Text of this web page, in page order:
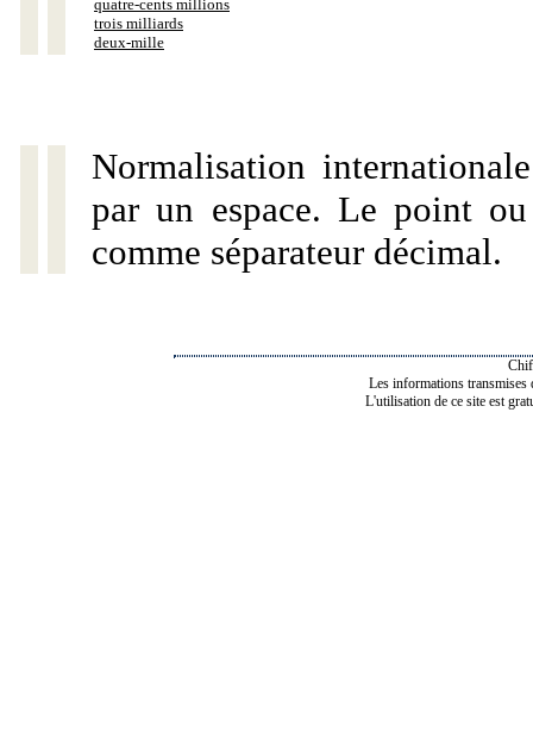
quatre-cents millions
trois milliards
deux-mille
Normalisation
par un espace. Le point
comme séparateur décimal.
Les informations transmises
L'utilisation de ce site est